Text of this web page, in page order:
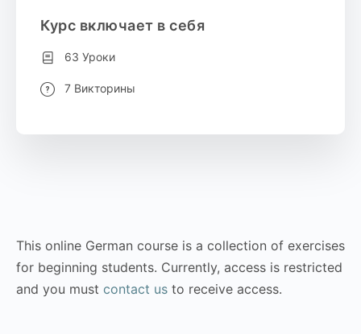
This online German course is a collection of exercises
for beginning students. Currently, access is restricted
and you must contact us to receive access.
Курс включает в себя
63 Уроки
7 Викторины